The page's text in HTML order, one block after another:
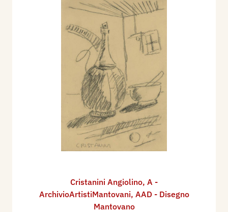
Cristanini Angiolino, A -
ArchivioArtistiMantovani, AAD - Disegno
Mantovano